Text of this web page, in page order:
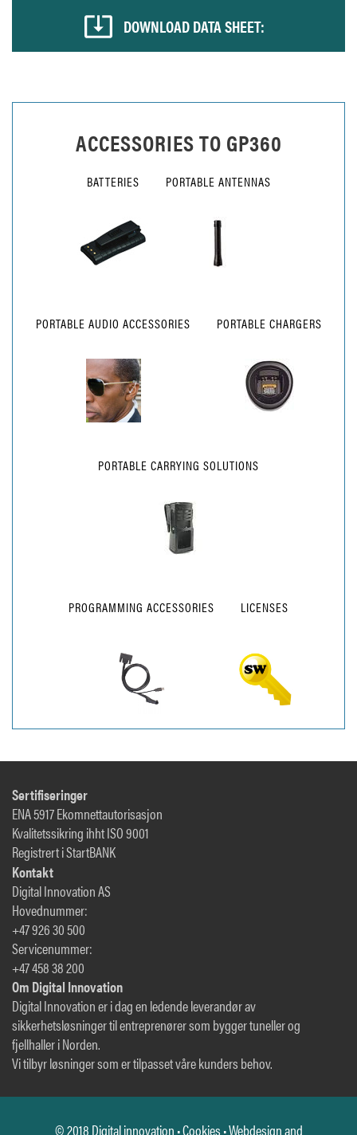
DOWNLOAD DATA SHEET:
ACCESSORIES TO GP360
BATTERIES PORTABLE ANTENNAS
PORTABLE AUDIO ACCESSORIES PORTABLE CHARGERS
PORTABLE CARRYING SOLUTIONS
PROGRAMMING ACCESSORIES LICENSES
Sertifiseringer
ENA 5917 Ekomnettautorisasjon
Kvalitetssikring ihht ISO 9001
Registrert i StartBANK
Kontakt
Digital Innovation AS
Hovednummer:
+47 926 30 500
Servicenummer:
+47 458 38 200
Om Digital Innovation
Digital Innovation er i dag en ledende leverandør av
sikkerhetsløsninger til entreprenører som bygger tuneller og
fjellhaller i Norden.
Vi tilbyr løsninger som er tilpasset våre kunders behov.
© 2018 Digital innovation •Cookies • Webdesign and